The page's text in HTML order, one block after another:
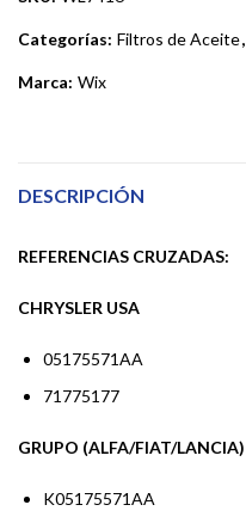
Categorías: Filtros de Aceite,
Marca: Wix
DESCRIPCIÓN
REFERENCIAS CRUZADAS:
CHRYSLER USA
05175571AA
71775177
GRUPO (ALFA/FIAT/LANCIA)
K05175571AA